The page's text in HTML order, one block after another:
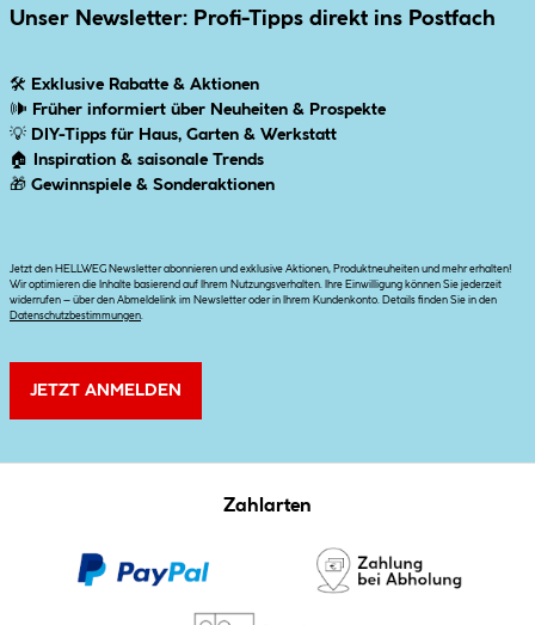
Unser Newsletter: Profi-Tipps direkt ins Postfach
🛠 Exklusive Rabatte & Aktionen
🕪 Früher informiert über Neuheiten & Prospekte
💡 DIY-Tipps für Haus, Garten & Werkstatt
🏠
Inspiration & saisonale Trends
🎁 Gewinnspiele & Sonderaktionen
Jetzt den HELLWEG Newsletter abonnieren und exklusive Aktionen, Produktneuheiten und mehr erhalten!
Wir optimieren die Inhalte basierend auf Ihrem Nutzungsverhalten. Ihre Einwilligung können Sie jederzeit
widerrufen – über den Abmeldelink im Newsletter oder in Ihrem Kundenkonto. Details finden Sie in den
Datenschutzbestimmungen
JETZT ANMELDEN
Zahlarten